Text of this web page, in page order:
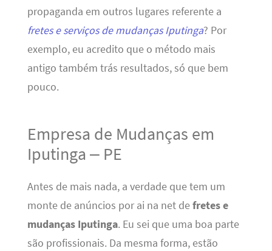
propaganda em outros lugares referente a
fretes e serviços de mudanças Iputinga? Por
exemplo, eu acredito que o método mais
antigo também trás resultados, só que bem
pouco.
Empresa de Mudanças em
Iputinga – PE
Antes de mais nada, a verdade que tem um
monte de anúncios por ai na net defretes e
mudanças Iputinga. Eu sei que uma boa parte
são profissionais. Da mesma forma, estão